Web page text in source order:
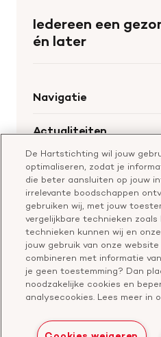
homepage
Iedereen een
én later
Navigatie
Samenwerking en
Onze missie
Actualiteiten
Nieuws
Nieuwsbrief voor
Hartstichting.nl
Publiekswebsite
Over de Hartstichting
Jaarverslag
Contact
Contactgegevens
Doneer
Bezoek
onze
De Hartstichting wil jouw
optimaliseren, zodat je
die beter aansluiten op jouw
irrelevante boodschappen
gebruiken wij, met jouw
vergelijkbare technieken
technieken kunnen wij en
jouw gebruik van onze
combineren met informatie
je geen toestemming? Dan
noodzakelijke cookies en
analysecookies. Lees meer in